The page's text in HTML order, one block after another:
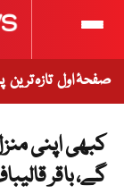
صفحۂ اول تازہ ترین
کبھی اپنی
گے، باقر